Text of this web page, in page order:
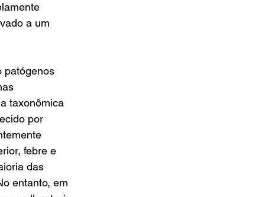
a um
patógenos
taxonômica
por
febre e
das
entanto, em